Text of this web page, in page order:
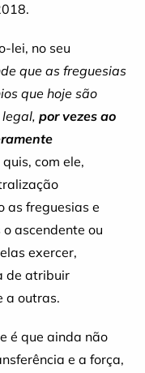
lei, no seu
que as freguesias
que hoje são
por vezes ao
com ele,
as freguesias e
ascendente ou
exercer,
de atribuir
a outras.
é que ainda não
e a força,